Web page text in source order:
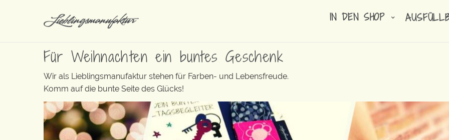
IN DEN SHOP
Für Weihnachten ein buntes Geschenk
Wir als Lieblingsmanufaktur stehen für Farben- und Lebensfreude.
Komm auf die bunte Seite des Glücks!